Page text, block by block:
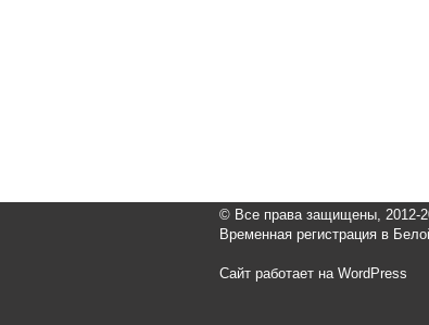
© Все права защищены, 2012-
Временная регистрация в
Сайт работает на WordPress